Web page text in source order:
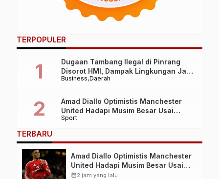
TERPOPULER
Business Daerah
Dugaan Tambang Ilegal di Pinrang
Disorot HMI, Dampak Lingkungan Jadi
Perhatian
Sport
Amad Diallo Optimistis Manchester
United Hadapi Musim Besar Usai
Imbang 1-1 Lawan PSG
TERBARU
Amad Diallo Optimistis Manchester
United Hadapi Musim Besar Usai
Imbang 1-1 Lawan PSG
calendar_month2 jam yang lalu